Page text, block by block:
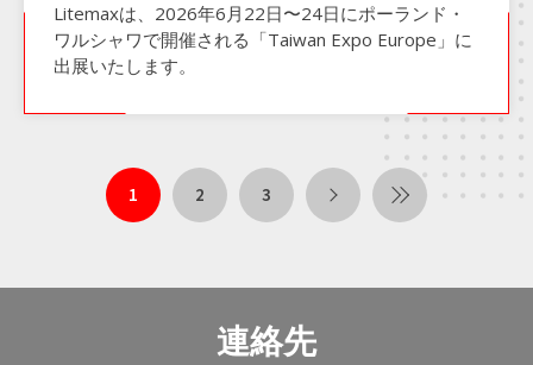
Litemaxは、2026年6月22日〜24日にポーランド・
ワルシャワで開催される「Taiwan Expo Europe」に
出展いたします。
1 2 3
連絡先